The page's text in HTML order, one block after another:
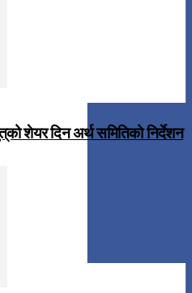
शेयर दिन अर्थ समितिको निर्देशन